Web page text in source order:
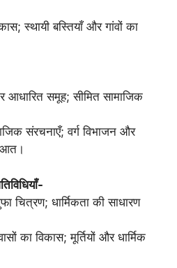
स्थायी बस्तियाँ और गांवों का
आधारित समूह; सीमित सामाजिक
संरचनाएँ; वर्ग विभाजन और
चित्रण; धार्मिकता की साधारण
का विकास; मूर्तियों और धार्मिक